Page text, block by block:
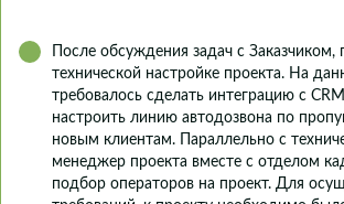
После обсуждения задач с Заказчиком,
технической настройке проекта. На
требовалось сделать интеграцию с
настроить линию автодозвона по
новым клиентам. Параллельно с
менеджер проекта вместе с отделом
подбор операторов на проект. Для